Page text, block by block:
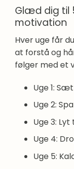
Glæd dig til
motivation
Hver uge får
at forstå og
følger med et
Uge 1:
Uge 2:
Uge 3:
Uge 4:
Uge 5: